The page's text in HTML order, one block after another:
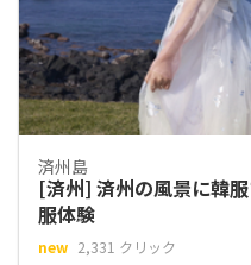
済州島
[済州] 済州の風景に韓
服体験
new 2,331 クリック